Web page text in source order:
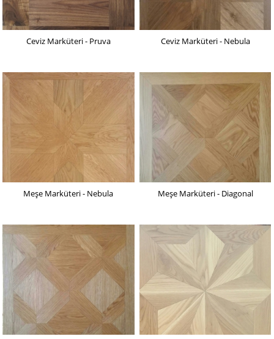
Ceviz Marküteri - Pruva Ceviz Marküteri - Nebula
Meşe Marküteri - Nebula Meşe Marküteri - Diagonal